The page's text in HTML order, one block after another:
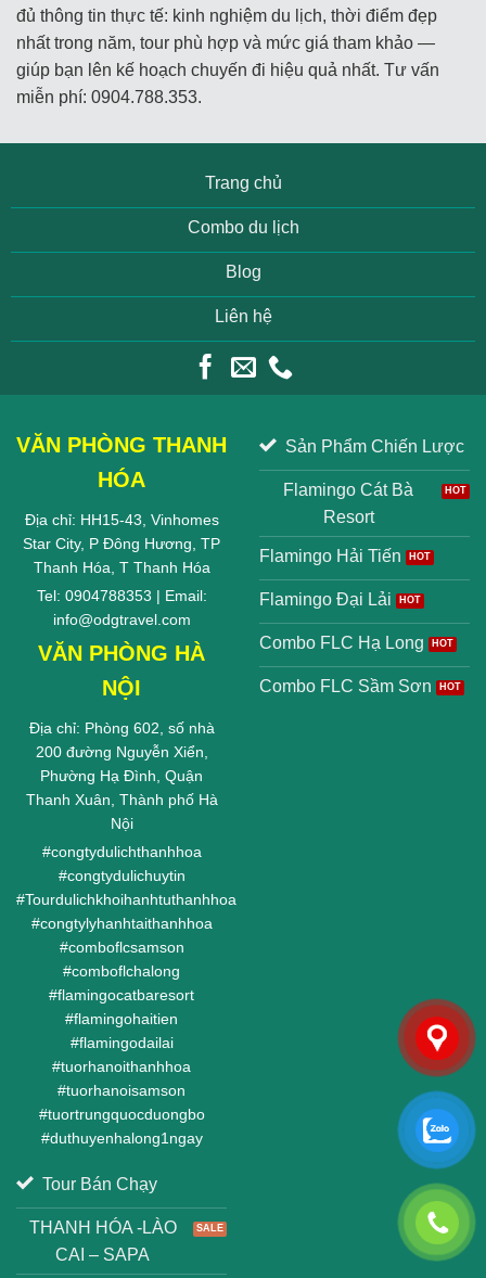
đủ thông tin thực tế: kinh nghiệm du lịch, thời điểm đẹp
nhất trong năm, tour phù hợp và mức giá tham khảo —
giúp bạn lên kế hoạch chuyến đi hiệu quả nhất. Tư vấn
miễn phí: 0904.788.353.
Trang chủ
Combo du lịch
Blog
Liên hệ
VĂN PHÒNG THANH
HÓA
Địa chỉ: HH15-43, Vinhomes
Star City, P Đông Hương, TP
Thanh Hóa, T Thanh Hóa
Tel: 0904788353 | Email:
info@odgtravel.com
VĂN PHÒNG HÀ
NỘI
Địa chỉ: Phòng 602, số nhà
200 đường Nguyễn Xiển,
Phường Hạ Đình, Quận
Thanh Xuân, Thành phố Hà
Nội
#congtydulichthanhhoa
#congtydulichuytin
#Tourdulichkhoihanhtuthanhhoa
#congtylyhanhtaithanhhoa
#comboflcsamson
#comboflchalong
#flamingocatbaresort
#flamingohaitien
#flamingodailai
#tuorhanoithanhhoa
#tuorhanoisamson
#tuortrungquocduongbo
#duthuyenhalong1ngay
Sản Phẩm Chiến Lược
Flamingo Cát Bà
Resort
Flamingo Hải Tiến
Flamingo Đại Lải
Combo FLC Hạ Long
Combo FLC Sầm Sơn
Tour Bán Chạy
THANH HÓA -LÀO
CAI – SAPA